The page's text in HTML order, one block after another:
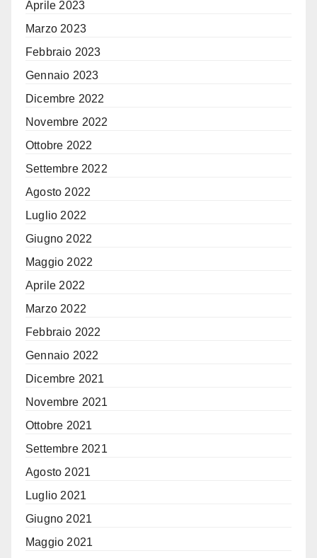
Aprile 2023
Marzo 2023
Febbraio 2023
Gennaio 2023
Dicembre 2022
Novembre 2022
Ottobre 2022
Settembre 2022
Agosto 2022
Luglio 2022
Giugno 2022
Maggio 2022
Aprile 2022
Marzo 2022
Febbraio 2022
Gennaio 2022
Dicembre 2021
Novembre 2021
Ottobre 2021
Settembre 2021
Agosto 2021
Luglio 2021
Giugno 2021
Maggio 2021